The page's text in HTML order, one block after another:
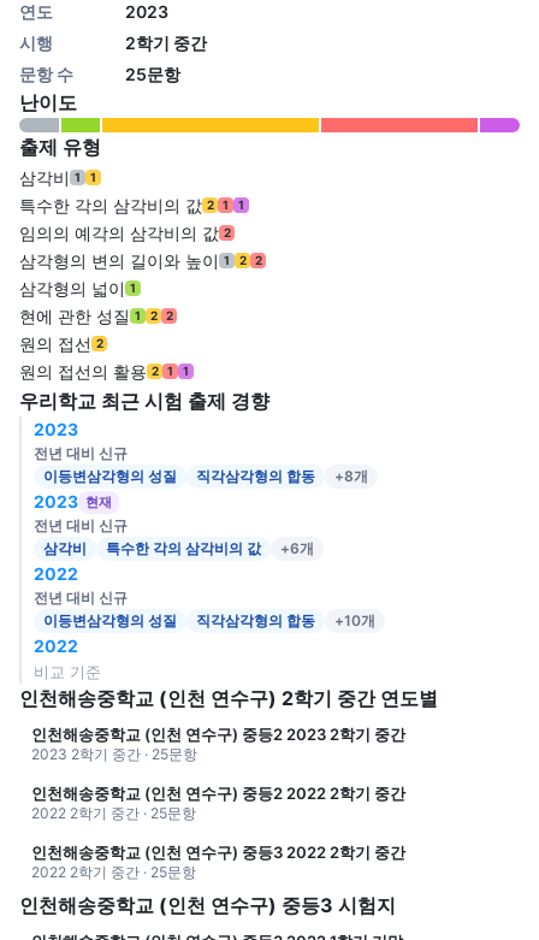
연도
2023
시행
2학기 중간
문항 수
25문항
난이도
출제 유형
삼각비 1 1
특수한 각의 삼각비의 값 2 1 1
임의의 예각의 삼각비의 값 2
삼각형의 변의 길이와 높이 1 2 2
삼각형의 넓이 1
현에 관한 성질 1 2 2
원의 접선 2
원의 접선의 활용 2 1 1
우리학교 최근 시험 출제 경향
2023
전년 대비 신규
이등변삼각형의 성질
직각삼각형의 합동 +8개
2023 현재
전년 대비 신규
삼각비
특수한 각의 삼각비의 값 +6개
2022
전년 대비 신규
이등변삼각형의 성질
직각삼각형의 합동 +10개
2022
비교 기준
인천해송중학교 (인천 연수구) 2학기 중간 연도별
인천해송중학교 (인천 연수구) 중등2 2023 2학기 중간
2023 2학기 중간 · 25문항
인천해송중학교 (인천 연수구) 중등2 2022 2학기 중간
2022 2학기 중간 · 25문항
인천해송중학교 (인천 연수구) 중등3 2022 2학기 중간
2022 2학기 중간 · 25문항
인천해송중학교 (인천 연수구) 중등3 시험지